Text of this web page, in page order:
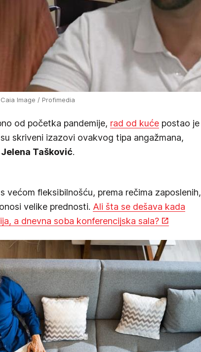
Image / Profimedia
od početka pandemije, rad od kuće postao je
skriveni izazovi ovakvog tipa angažmana,
Jelena Tašković.
većom fleksibilnošću, prema rečima zaposlenih,
velike prednosti. Ali šta se dešava kada
a dnevna soba konferencijska sala?